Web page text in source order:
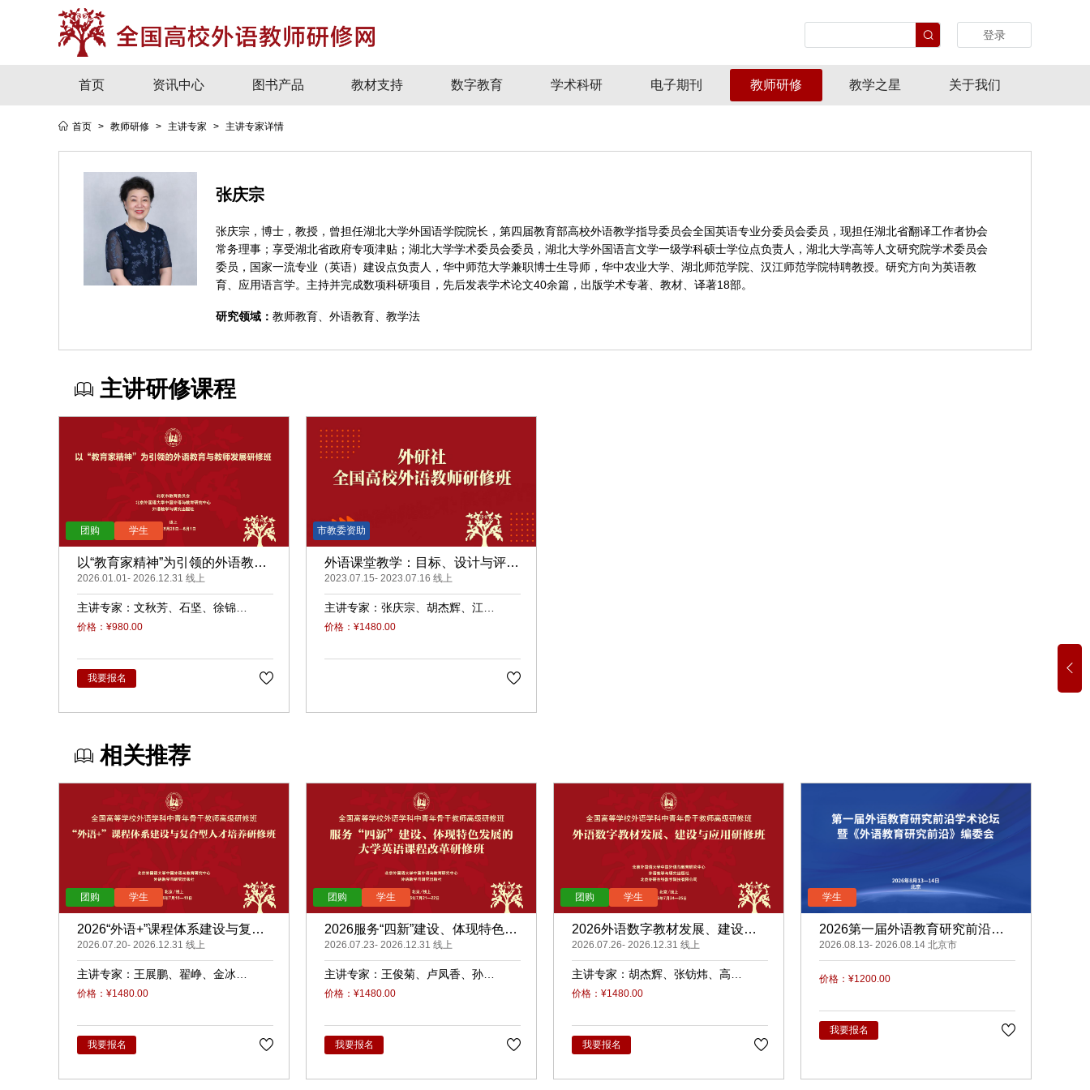
登录
首页 资讯中心 图书产品 教材支持 数字教育 学术科研 电子期刊 教师研修 教学之星 关于我们
首页 > 教师研修 > 主讲专家 > 主讲专家详情
张庆宗
张庆宗，博士，教授，曾担任湖北大学外国语学院院长，第四届教育部高校外语教学指导委员会全国英语专业分委员会委员，现担任湖北省翻译工作者协会
常务理事；享受湖北省政府专项津贴；湖北大学学术委员会委员，湖北大学外国语言文学一级学科硕士学位点负责人，湖北大学高等人文研究院学术委员会
委员，国家一流专业（英语）建设点负责人，华中师范大学兼职博士生导师，华中农业大学、湖北师范学院、汉江师范学院特聘教授。研究方向为英语教
育、应用语言学。主持并完成数项科研项目，先后发表学术论文40余篇，出版学术专著、教材、译著18部。
研究领域： 教师教育、外语教育、教学法
主讲研修课程
以“教育家精神”为引领的外语教育
与教师发展（录播）
2026.01.01- 2026.12.31 线上
主讲专家： 文秋芳 石坚
徐锦
芬
侯俊霞
价格：¥980.00
我要报名
外语课堂教学：目标、设计与评价
（线上）
2023.07.15- 2023.07.16 线上
主讲专家： 张庆宗 胡杰辉
江进
林
价格：¥1480.00
相关推荐
2026“外语+”课程体系建设与复合
型人才培养（录播）
2026.07.20- 2026.12.31 线上
主讲专家： 王展鹏 翟峥
金冰
张清
杨天娲
价格：¥1480.00
我要报名
2026服务“四新”建设、体现特色发
展的大学英语课程改革（录播）
2026.07.23- 2026.12.31 线上
主讲专家： 王俊菊 卢凤香
孙
瑜
柳睿
价格：¥1480.00
我要报名
2026外语数字教材发展、建设与
应用（录播）
2026.07.26- 2026.12.31 线上
主讲专家： 胡杰辉 张钫炜
高
原
陈静 陈琛
价格：¥1480.00
我要报名
2026第一届外语教育研究前沿学
术论坛暨《外语教育研究前沿》编
委会
2026.08.13- 2026.08.14 北京市
价格：¥1200.00
我要报名